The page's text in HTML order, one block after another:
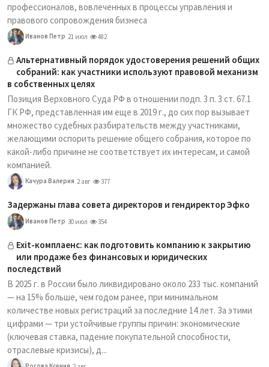
профессионалов, вовлеченных в процессы управления и
правового сопровождения бизнеса
Иванов Петр 21 июл 482
Альтернативный порядок удостоверения решений общих
собраний: как участники используют правовой механизм
в собственных целях
Позиция Верховного Суда РФ в отношении подп. 3 п. 3 ст. 67.1
ГК РФ, представленная им еще в 2019 г., до сих пор вызывает
множество судебных разбирательств между участниками,
желающими оспорить решение общего собрания, которое по
какой-либо причине не соответствует их интересам, и самой
компанией.
Качура Валерия 2 авг 377
Задержаны глава совета директоров и гендиректор Эфко
Иванов Петр 30 июл 354
Exit-комплаенс: как подготовить компанию к закрытию
или продаже без финансовых и юридических
последствий
В 2025 г. в России было ликвидировано около 233 тыс. компаний
— на 15% больше, чем годом ранее, при минимальном
количестве новых регистраций за последние 14 лет. За этими
цифрами — три устойчивые группы причин: экономические
(ключевая ставка, падение покупательной способности,
отраслевые кризисы), д...